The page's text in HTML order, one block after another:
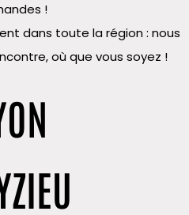
!
dans toute la région : nous
où que vous soyez !